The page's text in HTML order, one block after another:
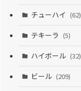
チューハイ (62)
テキーラ (5)
ハイボール (32)
ビール (209)